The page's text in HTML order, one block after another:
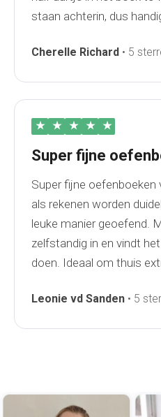
staan achterin, dus
Cherelle Richard • 5
★ ★ ★ ★ ★
Super fijne
Super fijne oefenboeken
als rekenen worden
leuke manier geoefend.
zelfstandig in en vindt
doen. Ideaal om thuis
Leonie vd Sanden • 5